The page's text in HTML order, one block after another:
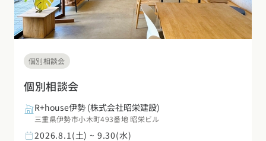
香川県徳島県愛媛県高知県
福岡県佐賀県
沖縄県
個別相談会
個別相談会
R+house伊勢 (株式会社昭栄建設)
三重県伊勢市小木町493番地 昭栄ビル
2026.8.1(土) ~ 9.30(水)